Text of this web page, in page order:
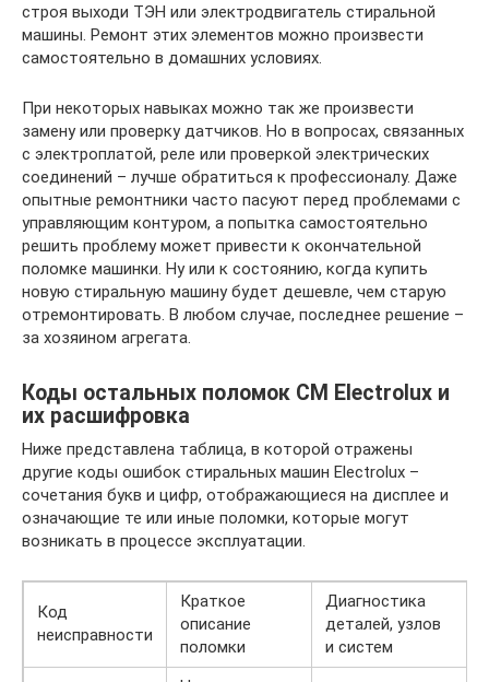
строя выходи ТЭН или электродвигатель стиральной
машины. Ремонт этих элементов можно произвести
самостоятельно в домашних условиях.
При некоторых навыках можно так же произвести
замену или проверку датчиков. Но в вопросах, связанных
с электроплатой, реле или проверкой электрических
соединений – лучше обратиться к профессионалу. Даже
опытные ремонтники часто пасуют перед проблемами с
управляющим контуром, а попытка самостоятельно
решить проблему может привести к окончательной
поломке машинки. Ну или к состоянию, когда купить
новую стиральную машину будет дешевле, чем старую
отремонтировать. В любом случае, последнее решение –
за хозяином агрегата.
Коды остальных поломок СМ Electrolux и
их расшифровка
Ниже представлена таблица, в которой отражены
другие коды ошибок стиральных машин Electrolux –
сочетания букв и цифр, отображающиеся на дисплее и
означающие те или иные поломки, которые могут
возникать в процессе эксплуатации.
Код
неисправности
Краткое
описание
поломки
Диагностика
деталей, узлов
и систем